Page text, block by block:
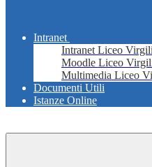
Intranet
Intranet Liceo
Moodle Liceo
Multimedia Liceo
Documenti Utili
Istanze Online